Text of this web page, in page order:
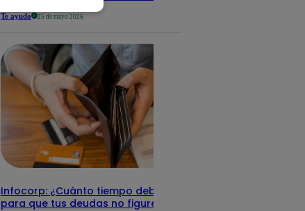
Te ayudo 25 de mayo 2026
Infocorp: ¿Cuánto tiempo debe pasar
para que tus deudas no figuren en su